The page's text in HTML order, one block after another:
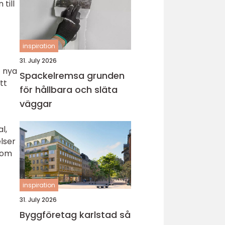
till
nya
inspiration
31. July 2026
Spackelremsa grunden
för hållbara och släta
väggar
inspiration
31. July 2026
Byggföretag karlstad så